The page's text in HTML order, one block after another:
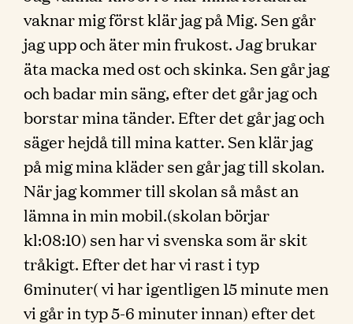
vaknar mig först klär jag på Mig. Sen går
jag upp och äter min frukost. Jag brukar
äta macka med ost och skinka. Sen går jag
och badar min säng, efter det går jag och
borstar mina tänder. Efter det går jag och
säger hejdå till mina katter. Sen klär jag
på mig mina kläder sen går jag till skolan.
När jag kommer till skolan så måst an
lämna in min mobil.(skolan börjar
kl:08:10) sen har vi svenska som är skit
tråkigt. Efter det har vi rast i typ
6minuter( vi har igentligen 15 minute men
vi går in typ 5-6 minuter innan) efter det